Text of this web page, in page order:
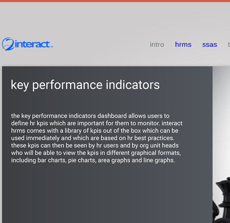
intro hrms ssas